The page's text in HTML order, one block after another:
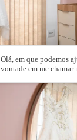
Olá, em que podemos
vontade em me chamar